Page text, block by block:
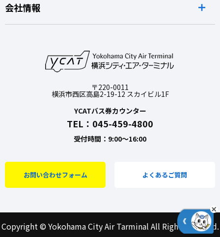
〒220-0011
横浜市西区高島2-19-12 スカイビル1F
YCATバス券カウンター
TEL：045-459-4800
受付時間：9:00～16:00
お問い合わせフォーム よくあるご質問
会社情報
Copyright © Yokohama City Air Tarminal All Right Reserved.